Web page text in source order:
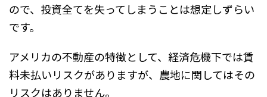
ので、投資全てを失ってしまうことは想定しずらい
です。
アメリカの不動産の特徴として、経済危機下では賃
料未払いリスクがありますが、農地に関してはその
リスクはありません。